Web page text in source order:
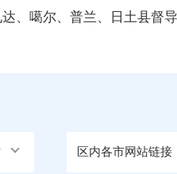
、噶尔、普兰、日土县督
区内各市网站链接